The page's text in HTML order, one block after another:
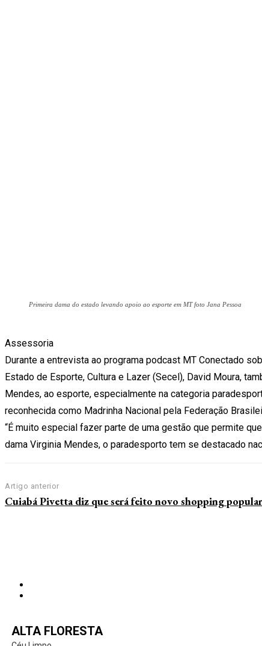
Primeira dama do estado levando apoio ao esporte em MT foto Jana Pessoa
Assessoria
Durante a entrevista ao programa podcast MT Conectado
Estado de Esporte, Cultura e Lazer (Secel), David Moura,
Mendes, ao esporte, especialmente na categoria
reconhecida como Madrinha Nacional pela Federação
“É muito especial fazer parte de uma gestão que permite
dama Virginia Mendes, o paradesporto tem se destacado
Artigo anterior
Cuiabá Pivetta diz que será feito novo shopping popular
ALTA FLORESTA